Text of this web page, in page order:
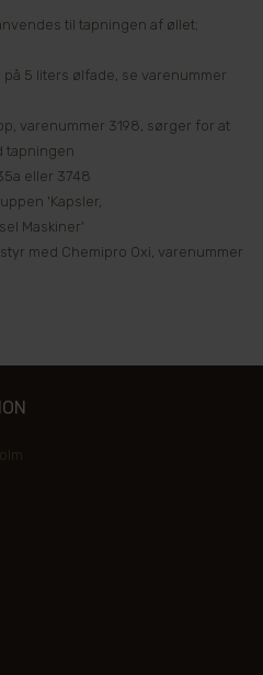
til tapningen af øllet;
5 liters ølfade, se varenummer
varenummer 3198, sørger for at
tapningen
eller 3748
'Kapsler,
Maskiner'
med Chemipro Oxi, varenummer